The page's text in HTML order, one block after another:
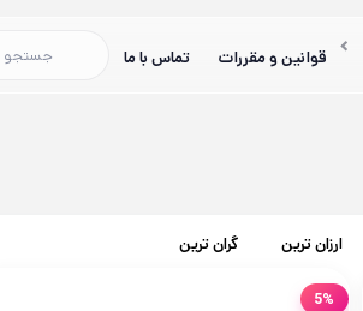
قوانین و مقررات تماس با ما
ارزان ترین گران ترین
5%